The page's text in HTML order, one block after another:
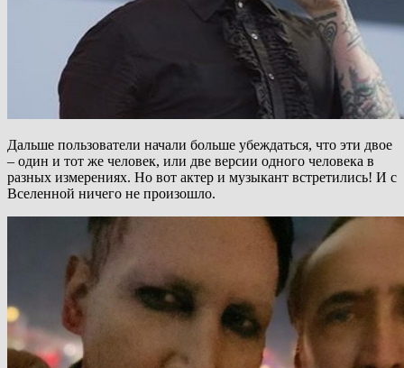
Дальше пользователи начали больше убеждаться, что эти двое
– один и тот же человек, или две версии одного человека в
разных измерениях. Но вот актер и музыкант встретились! И с
Вселенной ничего не произошло.